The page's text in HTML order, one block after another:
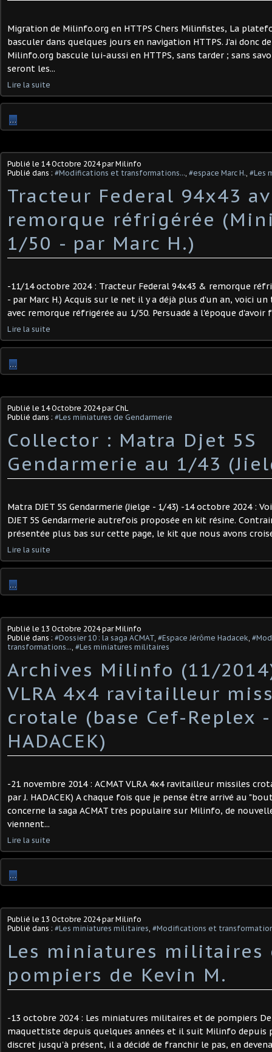
Migration de Milinfo.org en HTTPS Chers Milinfistes, La
basculer dans quelques jours en navigation HTTPS. J'ai donc
Milinfo.org bascule lui-aussi en HTTPS, sans tarder ; sans
seront les...
Lire la suite
…
Publié le 14 Octobre 2024par Milinfo
Publié dans : #Modifications et transformations..., #espace Marc H., #Les
Tracteur Federal 94x43
remorque réfrigérée
1/50 - par Marc H.) ​
-11/14 octobre 2024 : Tracteur Federal 94x43 & remorque
- par Marc H.) Acquis sur le net il y a déjà plus d'un an, voici
avec remorque réfrigérée au 1/50. Persuadé à l'époque d'avoir
Lire la suite
…
Publié le 14 Octobre 2024par ChL
Publié dans : #Les miniatures de Gendarmerie
Collector : Matra Djet 5S
Gendarmerie au 1/43
Matra DJET 5S Gendarmerie (Jielge - 1/43) -14 octobre 2024 :
DJET 5S Gendarmerie autrefois proposée en kit résine.
présentée plus bas sur cette page, le kit que nous avons
Lire la suite
…
Publié le 13 Octobre 2024par Milinfo
Publié dans : #Dossier 10 : la saga ACMAT, #Espace Jérôme Hadacek,
transformations..., #Les miniatures militaires
Archives Milinfo (11/2014)
VLRA 4x4 ravitailleur
crotale (base Cef-Replex
HADACEK)
-21 novembre 2014 : ACMAT VLRA 4x4 ravitailleur missiles
par J. HADACEK) A chaque fois que je pense être arrivé au
concerne la saga ACMAT très populaire sur Milinfo, de
viennent...
Lire la suite
…
Publié le 13 Octobre 2024par Milinfo
Publié dans : #Les miniatures militaires, #Modifications et
Les miniatures militaires
pompiers de Kevin M. ​
-13 octobre 2024 : Les miniatures militaires et de pompiers De
maquettiste depuis quelques années et il suit Milinfo depuis
discret jusqu'à présent, il a décidé de franchir le pas, en